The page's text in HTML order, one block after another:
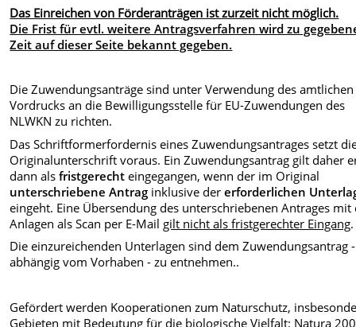
Das Einreichen von Förderanträgen ist zurzeit nicht möglich.
Die Frist für evtl. weitere Antragsverfahren wird zu
Zeit auf dieser Seite bekannt gegeben.
Die Zuwendungsanträge sind unter Verwendung des amtlichen
Vordrucks an die Bewilligungsstelle für EU-Zuwendungen des
NLWKN zu richten.
Das Schriftformerfordernis eines Zuwendungsantrages setzt
Originalunterschrift voraus. Ein Zuwendungsantrag gilt daher
dann alsfristgerecht eingegangen, wenn der im Original
unterschriebene Antrag inklusive dererforderlichen
eingeht. Eine Übersendung des unterschriebenen Antrages mit
Anlagen als Scan per E-Mail gilt nicht als fristgerechter Eingang.
Die einzureichenden Unterlagen sind dem Zuwendungsantrag -
abhängig vom Vorhaben - zu entnehmen..
Gefördert werden Kooperationen zum Naturschutz,
Gebieten mit Bedeutung für die biologische Vielfalt: Natura